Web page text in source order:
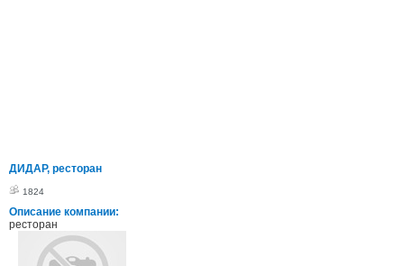
ДИДАР, ресторан
1824
Описание компании:
ресторан